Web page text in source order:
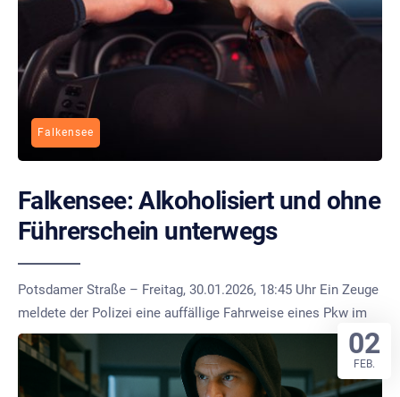
Falkensee
Falkensee: Alkoholisiert und ohne
Führerschein unterwegs
Potsdamer Straße – Freitag, 30.01.2026, 18:45 Uhr Ein Zeuge
meldete der Polizei eine auffällige Fahrweise eines Pkw im
02
FEB.